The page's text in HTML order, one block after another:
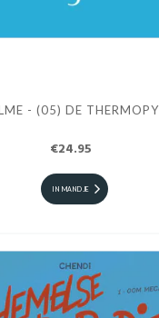
- (05) DE
€24.95
IN MANDJE